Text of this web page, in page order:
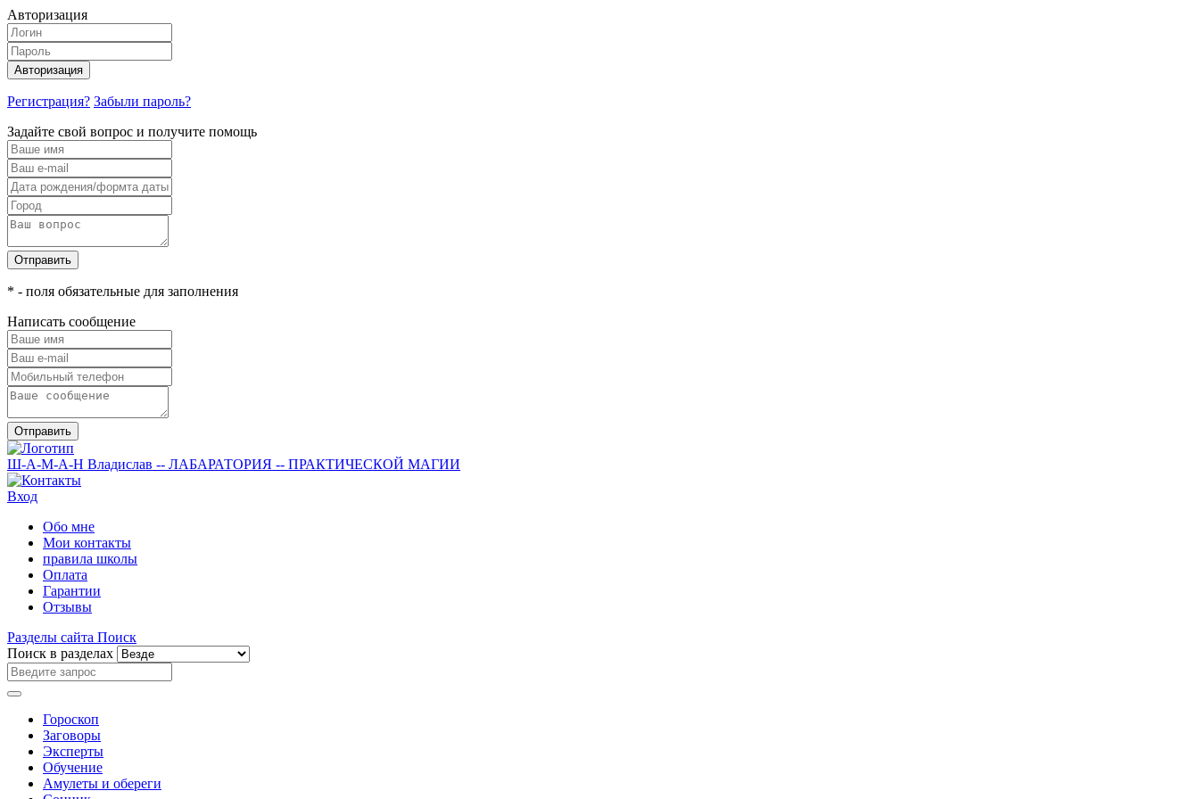
Авторизация
Авторизация
Регистрация? Забыли пароль?
Задайте свой вопрос и получите помощь
Отправить
* - поля обязательные для заполнения
Написать сообщение
Отправить
Ш-А-М-А-Н Владислав -- ЛАБАРАТОРИЯ -- ПРАКТИЧЕСКОЙ МАГИИ
Вход
Обо мне
Мои контакты
правила школы
Оплата
Гарантии
Отзывы
Разделы сайта Поиск
Поиск в разделах
Гороскоп
Заговоры
Эксперты
Обучение
Амулеты и обереги